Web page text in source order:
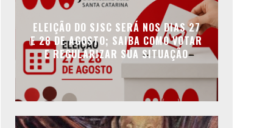
ELEIÇÃO DO SJSC SERÁ NOS DIAS 27
E 28 DE AGOSTO; SAIBA COMO VOTAR
E REGULARIZAR SUA SITUAÇÃO